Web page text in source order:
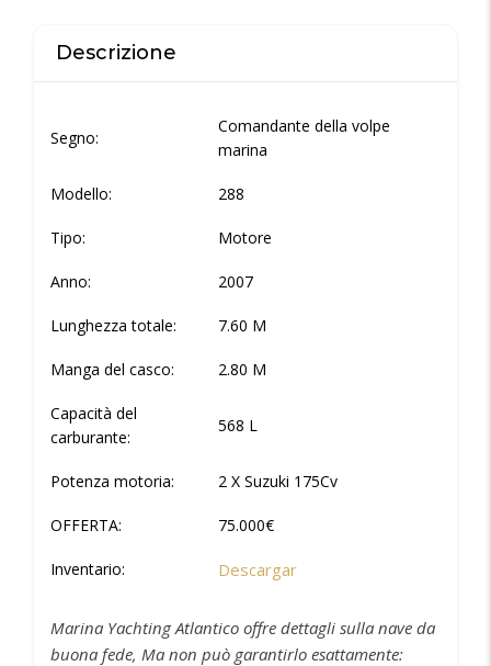
Descrizione
Segno:
Comandante della volpe
marina
Modello: 288
Tipo: Motore
Anno: 2007
Lunghezza totale: 7.60 M
Manga del casco: 2.80 M
Capacità del
carburante:
568 L
Potenza motoria: 2 X Suzuki 175Cv
OFFERTA: 75.000€
Inventario: Descargar
Marina Yachting Atlantico offre dettagli sulla nave da
buona fede, Ma non può garantirlo esattamente: